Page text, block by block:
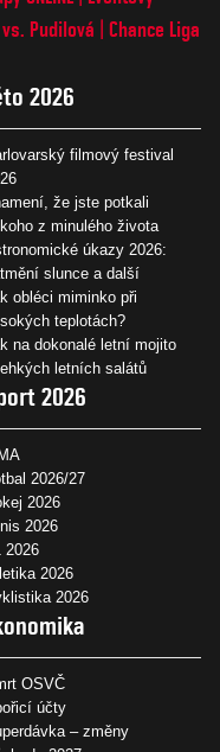
vs. Pudilová
Chance Liga
2026
filmový festival
že jste potkali
z minulého života
úkazy 2026:
slunce a další
obléci miminko při
teplotách?
na dokonalé letní mojito
letních salátů
2026
2026/27
2026
2026
2026
2026
2026
OSVČ
účty
– změny